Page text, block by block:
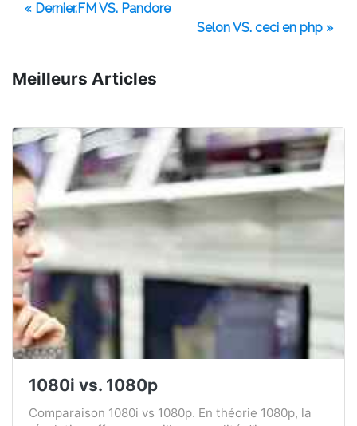
« Dernier.FM VS. Pandore
Selon VS. ceci en php »
Meilleurs Articles
1080i vs. 1080p
Comparaison 1080i vs 1080p. En théorie 1080p, la